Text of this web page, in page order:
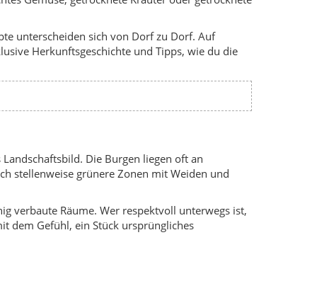
verbaute Räume. Wer respektvoll unterwegs ist,
dem Gefühl, ein Stück ursprüngliches
Gedenkveranstaltungen rund um den
können. Auch wenn vieles eher regional
Byzanz.
wirtschaftlicher Bedeutung.